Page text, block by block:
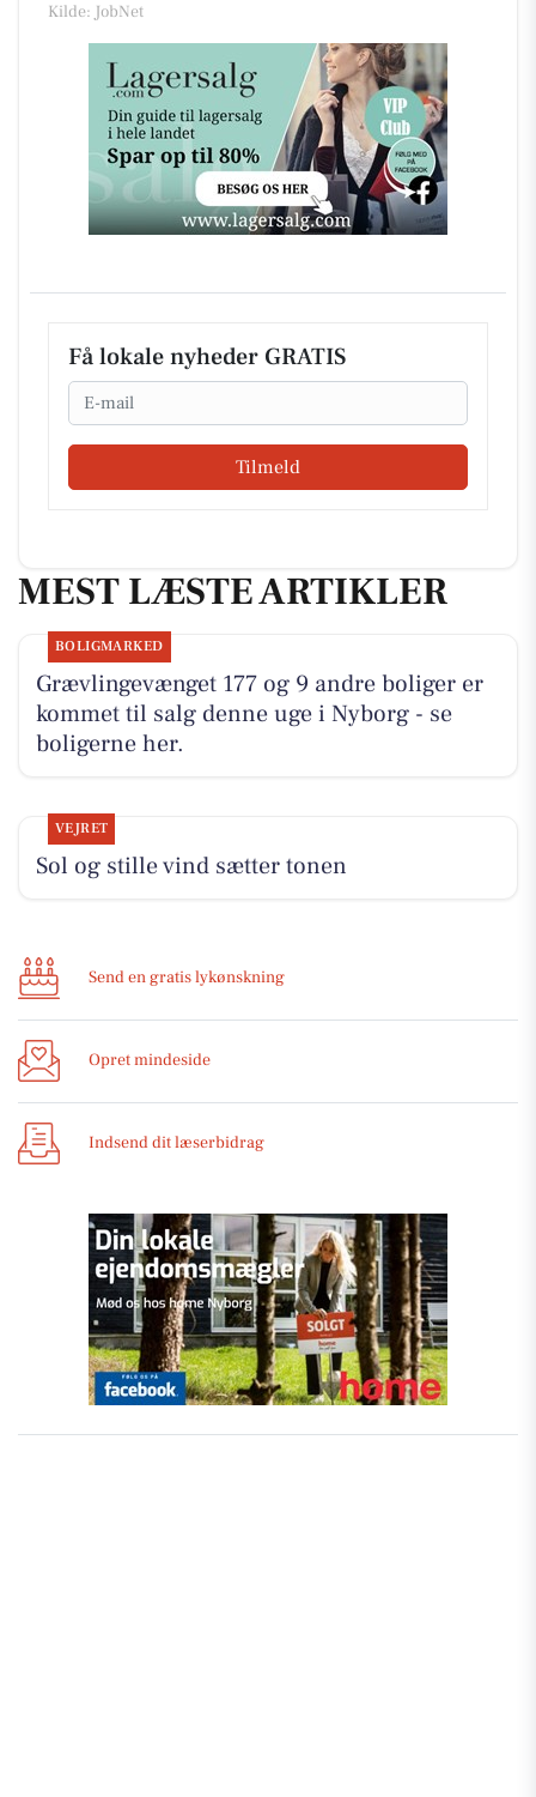
Kilde: JobNet
Få lokale nyheder GRATIS
Email
Tilmeld
MEST LÆSTE ARTIKLER
BOLIGMARKED
Grævlingevænget 177 og 9 andre boliger er
kommet til salg denne uge i Nyborg - se
boligerne her.
VEJRET
Sol og stille vind sætter tonen
Send en gratis lykønskning
Opret mindeside
Indsend dit læserbidrag